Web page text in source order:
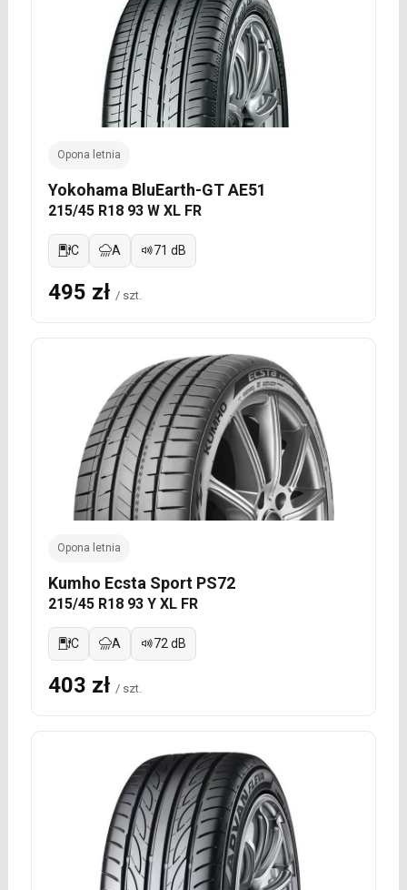
Opona letnia
Yokohama BluEarth-GT AE51
215/45 R18 93 W XL FR
C A 71 dB
495 zł / szt.
Opona letnia
Kumho Ecsta Sport PS72
215/45 R18 93 Y XL FR
C A 72 dB
403 zł / szt.